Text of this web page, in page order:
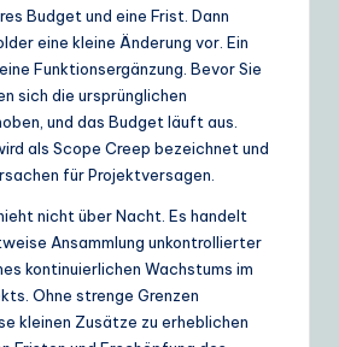
Budget und eine Frist. Dann
eine kleine Änderung vor. Ein
Funktionsergänzung. Bevor Sie
sich die ursprünglichen
und das Budget läuft aus.
als Scope Creep bezeichnet und
für Projektversagen.
nicht über Nacht. Es handelt
Ansammlung unkontrollierter
kontinuierlichen Wachstums im
Ohne strenge Grenzen
kleinen Zusätze zu erheblichen